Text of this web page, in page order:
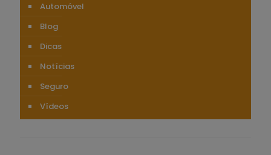
Automóvel
Blog
Dicas
Notícias
Seguro
Vídeos